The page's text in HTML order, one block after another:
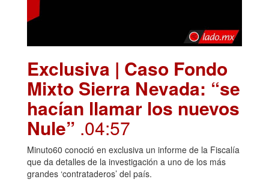
Exclusiva | Caso Fondo
Mixto Sierra Nevada: “se
hacían llamar los nuevos
Nule” .04:57
Minuto60 conoció en exclusiva un informe de la Fiscalía
que da detalles de la investigación a uno de los más
grandes ‘contrataderos’ del país.